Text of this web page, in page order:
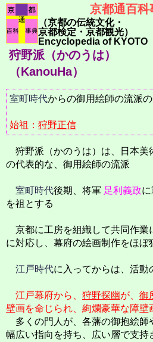
京都通百科
（京都の伝統文化・
京都検定・京都観光）
Encyclopedia of KYOTO
狩野派（かのうは）
（KanouHa）
室町時代からの御用絵師の流派
始祖： 狩野正信
狩野派（かのうは）は、日本美
の代表的な、御用絵師の流派
室町時代後期、将軍 足利義政
を祖とする
京都に工房を組織して共同作業
に対応し、幕府の絵画制作をほぼ
江戸時代に入ってからは、活動
江戸幕府から、 狩野探幽が、 御
壁画を命じられ、絢爛豪華な障壁
多くの門人が、各藩の御抱絵師
幅広い指向を持ち、広い層で支持